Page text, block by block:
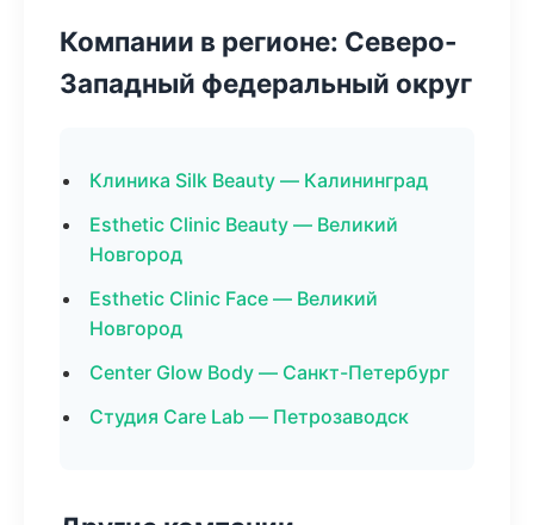
Компании в регионе: Северо-
Западный федеральный округ
Клиника Silk Beauty — Калининград
Esthetic Clinic Beauty — Великий
Новгород
Esthetic Clinic Face — Великий
Новгород
Center Glow Body — Санкт-Петербург
Студия Care Lab — Петрозаводск